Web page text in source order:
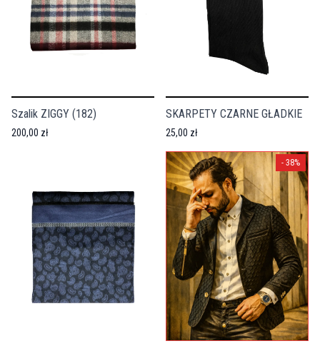
Szalik ZIGGY (182)
200,00 zł
SKARPETY CZARNE GŁADKIE
25,00 zł
- 38%